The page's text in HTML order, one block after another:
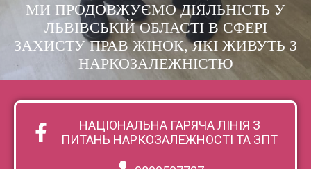
МИ ПРОДОВЖУЄМО ДІЯЛЬНІСТЬ У
ЛЬВІВСЬКІЙ ОБЛАСТІ В СФЕРІ
ЗАХИСТУ ПРАВ ЖІНОК, ЯКІ ЖИВУТЬ З
НАРКОЗАЛЕЖНІСТЮ
НАЦІОНАЛЬНА ГАРЯЧА ЛІНІЯ З
ПИТАНЬ НАРКОЗАЛЕЖНОСТІ ТА ЗПТ